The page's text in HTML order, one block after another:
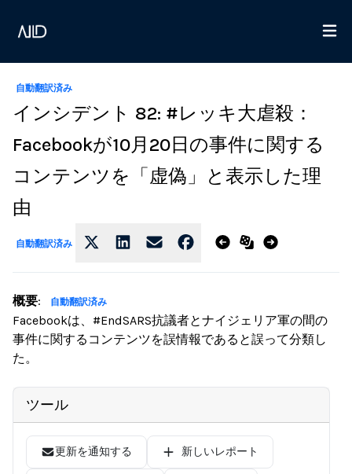
自動翻訳済み
インシデント 82: #レッキ大虐殺：
Facebookが10月20日の事件に関する
コンテンツを「虚偽」と表示した理
由
自動翻訳済み
概要: 自動翻訳済み
Facebookは、#EndSARS抗議者とナイジェリア軍の間の
事件に関するコンテンツを誤情報であると誤って分類し
た。
ツール
更新を通知する 新しいレポート